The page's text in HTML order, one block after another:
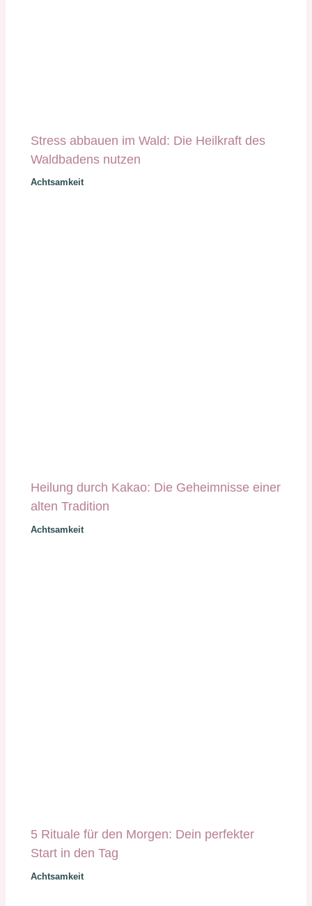
Stress abbauen im Wald: Die Heilkraft des
Waldbadens nutzen
Achtsamkeit
Heilung durch Kakao: Die Geheimnisse einer
alten Tradition
Achtsamkeit
5 Rituale für den Morgen: Dein perfekter
Start in den Tag
Achtsamkeit